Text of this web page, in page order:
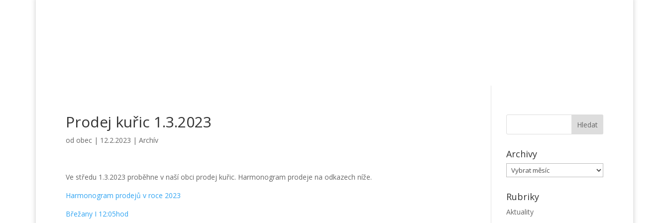
Prodej kuřic 1.3.2023
od obec | 12.2.2023 | Archív
Ve středu 1.3.2023 proběhne v naší obci prodej kuřic. Harmonogram prodeje na odkazech níže.
Harmonogram prodejů v roce 2023
Břežany I 12:05hod
Archivy
Archivy
Rubriky
Aktuality